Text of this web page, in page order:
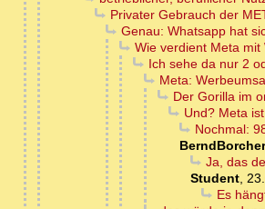
Privater Gebrauch der
Genau: Whatsapp hat
Wie verdient Meta mit
Ich sehe da nur 2
Meta:
Der Gorilla im
Und? Meta
Nochmal:
Ja, das
Student,
Es